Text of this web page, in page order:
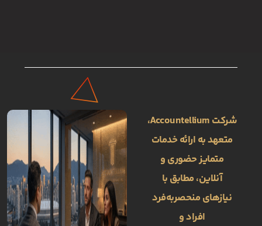
شرکت ‌Accountellium،
متعهد به ارائه خدمات
متمایز حضوری و
آنلاین، مطابق با
نیازهای منحصربه‌فرد
افراد و